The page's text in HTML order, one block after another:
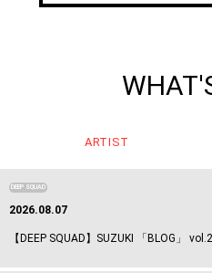
ARTIST
DEEP SQUAD
2026.08.07
【DEEP SQUAD】SUZUKI 「BLOG」